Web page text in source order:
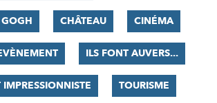
CHÂTEAU CINÉMA
ILS FONT AUVERS...
TOURISME